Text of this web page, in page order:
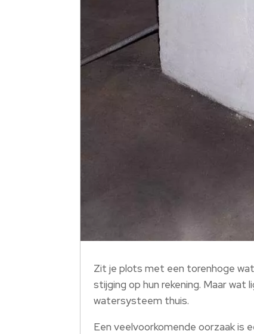
Zit je plots met een torenhoge
stijging op hun rekening. Maar
watersysteem thuis.
Een veelvoorkomende oorzaak is